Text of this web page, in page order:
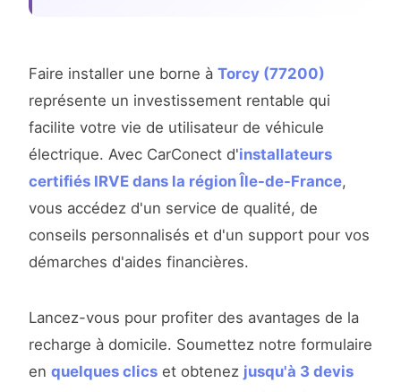
Faire installer une borne à Torcy (77200)
représente un investissement rentable qui
facilite votre vie de utilisateur de véhicule
électrique. Avec CarConect d'installateurs
certifiés IRVE dans la région Île-de-France,
vous accédez d'un service de qualité, de
conseils personnalisés et d'un support pour vos
démarches d'aides financières.
Lancez-vous pour profiter des avantages de la
recharge à domicile. Soumettez notre formulaire
en quelques clics et obtenez jusqu'à 3 devis